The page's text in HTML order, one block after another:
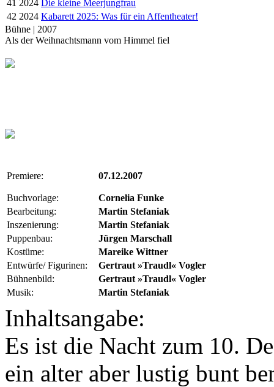
41 2024 Die kleine Meerjungfrau
42 2024 Kabarett 2025: Was für ein Affentheater!
Bühne | 2007
Als der Weihnachtsmann vom Himmel fiel
Premiere: 07.12.2007
Buchvorlage:
Cornelia Funke
Bearbeitung:
Martin Stefaniak
Inszenierung:
Martin Stefaniak
Puppenbau:
Jürgen Marschall
Kostüme:
Mareike Wittner
Entwürfe/ Figurinen:
Gertraut »Traudl« Vogler
Bühnenbild:
Gertraut »Traudl« Vogler
Musik:
Martin Stefaniak
Inhaltsangabe:
Es ist die Nacht zum 10.
ein alter aber lustig bunt